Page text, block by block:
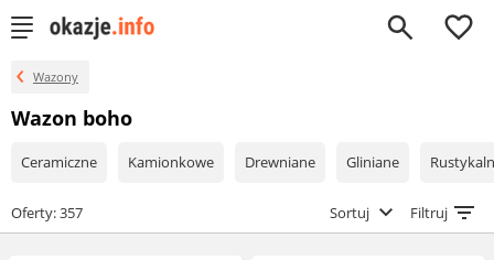
0
Wazony
Wazon boho
Ceramiczne Kamionkowe Drewniane Gliniane
Oferty: 357 Sortuj Filtruj